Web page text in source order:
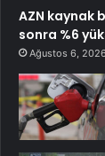
AZN kaynak
sonra %6
Ağustos 6, 2026